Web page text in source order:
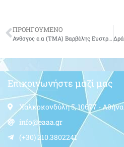
ΠΡΟΗΓΟΥΜΕΝΟ
Επικοινωνήστε μαζί μας
Χαλκοκονδύλη 5, 10677 - Αθήνα
info@eaaa.gr
(+30) 210.3802241